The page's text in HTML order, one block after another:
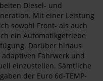
Diesel- und
Mit einer Leistung
sowohl Front- als auch
ein Automatikgetriebe
Darüber hinaus
Fahrwerk und
einzustellen. Sämtliche
der Euro 6d-TEMP-